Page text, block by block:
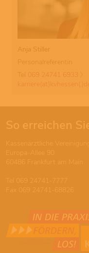
Anja Stiller
Personalreferentin
Tel 069 24741 6933
karriere(at)kvhessen(.)de